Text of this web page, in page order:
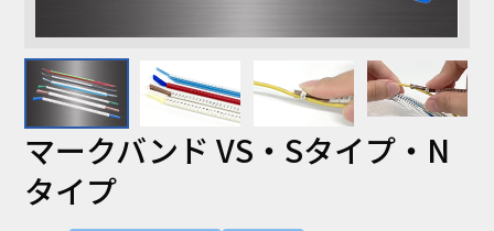
マークバンド VS・Sタイプ・N
タイプ